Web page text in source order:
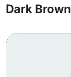
Dark